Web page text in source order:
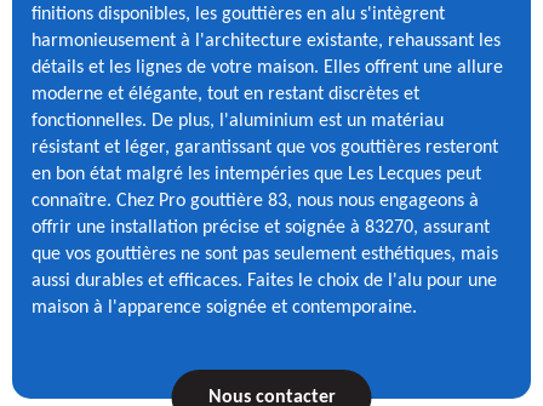
finitions disponibles, les gouttières en alu s'intègrent
harmonieusement à l'architecture existante, rehaussant les
détails et les lignes de votre maison. Elles offrent une allure
moderne et élégante, tout en restant discrètes et
fonctionnelles. De plus, l'aluminium est un matériau
résistant et léger, garantissant que vos gouttières resteront
en bon état malgré les intempéries que Les Lecques peut
connaître. Chez Pro gouttière 83, nous nous engageons à
offrir une installation précise et soignée à 83270, assurant
que vos gouttières ne sont pas seulement esthétiques, mais
aussi durables et efficaces. Faites le choix de l'alu pour une
maison à l'apparence soignée et contemporaine.
Nous contacter